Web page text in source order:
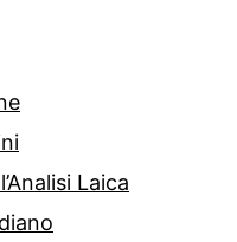
Laica